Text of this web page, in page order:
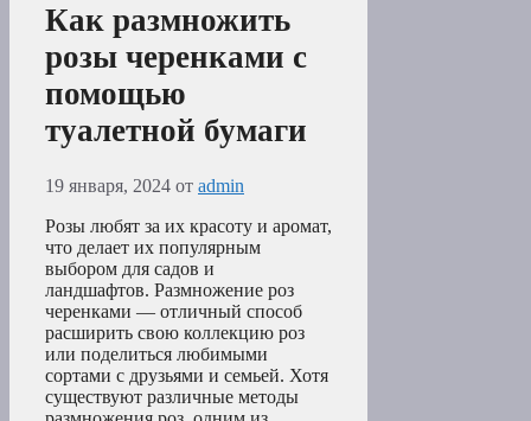
Как размножить
розы черенками с
помощью
туалетной бумаги
19 января, 2024 от admin
Розы любят за их красоту и аромат,
что делает их популярным
выбором для садов и
ландшафтов. Размножение роз
черенками — отличный способ
расширить свою коллекцию роз
или поделиться любимыми
сортами с друзьями и семьей. Хотя
существуют различные методы